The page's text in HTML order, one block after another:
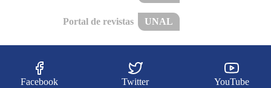
Portal de revistas UNAL
Facebook Twitter YouTube